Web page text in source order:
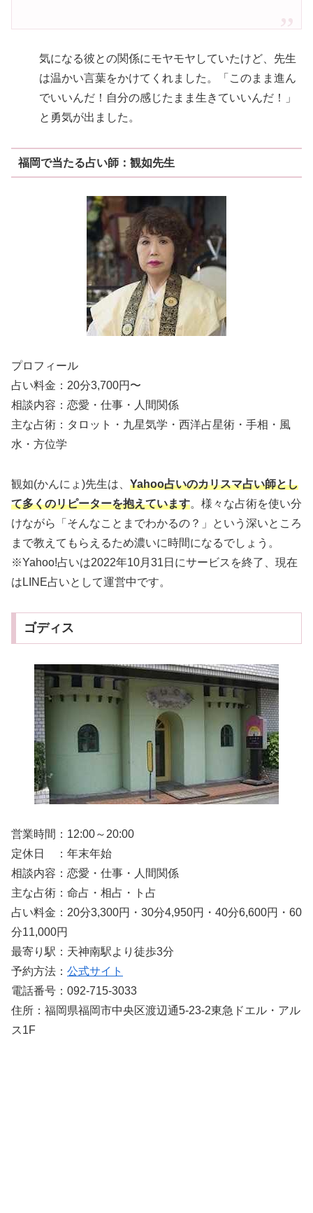
気になる彼との関係にモヤモヤしていたけど、先生
は温かい言葉をかけてくれました。「このまま進ん
でいいんだ！自分の感じたまま生きていいんだ！」
と勇気が出ました。
福岡で当たる占い師：観如先生
プロフィール
占い料金：20分3,700円〜
相談内容：恋愛・仕事・人間関係
主な占術：タロット・九星気学・西洋占星術・手相・風
水・方位学
観如(かんにょ)先生は、 Yahoo占いのカリスマ占い師とし
て多くのリピーターを抱えています。様々な占術を使い分
けながら「そんなことまでわかるの？」という深いところ
まで教えてもらえるため濃いに時間になるでしょう。
※Yahoo!占いは2022年10月31日にサービスを終了、現在
はLINE占いとして運営中です。
ゴディス
営業時間：12:00～20:00
定休日 ：年末年始
相談内容：恋愛・仕事・人間関係
主な占術：命占・相占・ト占
占い料金：20分3,300円・30分4,950円・40分6,600円・60
分11,000円
最寄り駅：天神南駅より徒歩3分
予約方法： 公式サイト
電話番号：092-715-3033
住所：福岡県福岡市中央区渡辺通5-23-2東急ドエル・アル
ス1F